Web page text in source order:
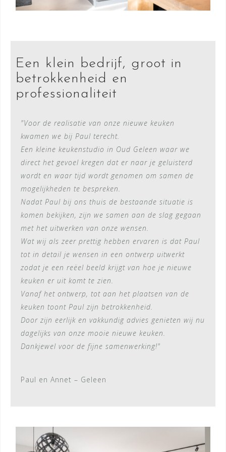
Een klein bedrijf, groot in
betrokkenheid en
professionaliteit
"Voor de realisatie van onze nieuwe keuken
kwamen we bij Paul terecht.
Een kleine keukenstudio in Oud Geleen waar we
direct het gevoel kregen dat er naar je geluisterd
wordt en waar tijd wordt genomen om samen de
mogelijkheden te bespreken.
Nadat Paul bij ons thuis de bestaande situatie is
komen bekijken, zijn we samen aan de slag gegaan
met het uitwerken van onze wensen.
Wat wij als zeer prettig hebben ervaren is dat Paul
tot in detail je wensen in een ontwerp uitwerkt
zodat je een reëel beeld krijgt van hoe je nieuwe
keuken er uit komt te zien.
Vanaf het ontwerp, tot aan het plaatsen van de
keuken toont Paul zijn betrokkenheid.
Door zijn eerlijk en vakkundig advies genieten wij nu
dagelijks van onze mooie nieuwe keuken.
Dankjewel voor de fijne samenwerking!"
Paul en Annet – Geleen